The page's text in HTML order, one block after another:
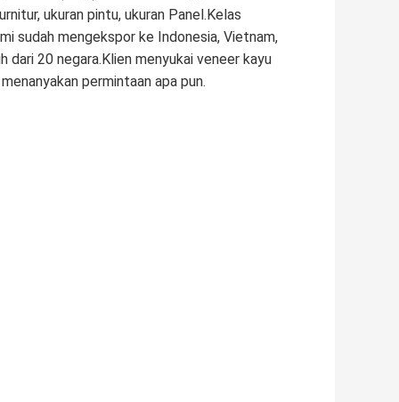
ukuran pintu, ukuran Panel.Kelas
sudah mengekspor ke Indonesia, Vietnam,
dari 20 negara.Klien menyukai veneer kayu
permintaan apa pun.